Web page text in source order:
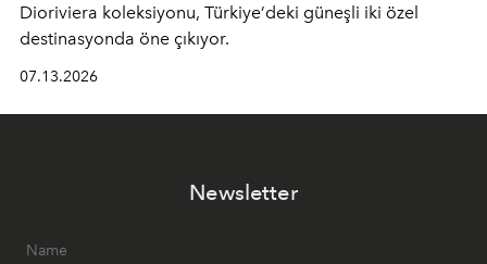
Dioriviera koleksiyonu, Türkiye’deki güneşli iki özel
destinasyonda öne çıkıyor.
07.13.2026
Newsletter